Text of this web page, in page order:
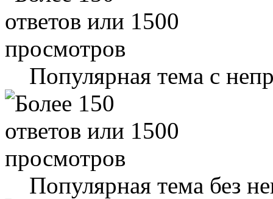
Популярная тема с
Популярная тема без